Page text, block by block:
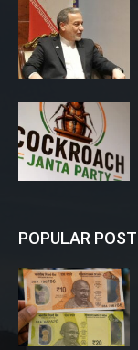
POPULAR